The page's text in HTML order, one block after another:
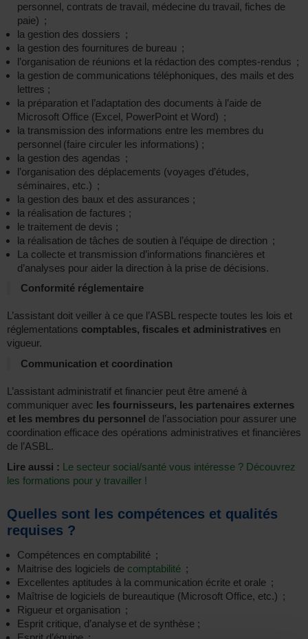
personnel, contrats de travail, médecine du travail, fiches de
paie) ;
la gestion des dossiers ;
la gestion des fournitures de bureau ;
l’organisation de réunions et la rédaction des comptes-rendus ;
la gestion de communications téléphoniques, des mails et des
lettres ;
la préparation et l’adaptation des documents à l’aide de
Microsoft Office (Excel, PowerPoint et Word) ;
la transmission des informations entre les membres du
personnel (faire circuler les informations) ;
la gestion des agendas ;
l’organisation des déplacements (voyages d’études,
séminaires, etc.) ;
la gestion des baux et des assurances ;
la réalisation de factures ;
le traitement de devis ;
la réalisation de tâches de soutien à l’équipe de direction ;
La collecte et transmission d’informations financières et
d’analyses pour aider la direction à la prise de décisions.
Conformité réglementaire
L’assistant doit veiller à ce que l’ASBL respecte toutes les lois et
réglementations comptables, fiscales et administratives en
vigueur.
Communication et coordination
L’assistant administratif et financier peut être amené à
communiquer avec les fournisseurs, les partenaires externes
et les membres du personnel de l’association pour assurer une
coordination efficace des opérations administratives et financières
de l’ASBL.
Lire aussi : Le secteur social/santé vous intéresse ? Découvrez
les formations pour y travailler !
Quelles sont les compétences et qualités
requises ?
Compétences en comptabilité ;
Maitrise des logiciels de comptabilité ;
Excellentes aptitudes à la communication écrite et orale ;
Maîtrise de logiciels de bureautique (Microsoft Office, etc.) ;
Rigueur et organisation ;
Esprit critique, d’analyse et de synthèse ;